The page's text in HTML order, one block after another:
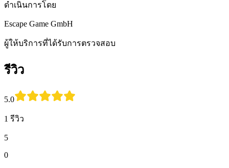
ดำเนินการโดย
Escape Game GmbH
ผู้ให้บริการที่ได้รับการตรวจสอบ
รีวิว
5.0
1 รีวิว
5
0